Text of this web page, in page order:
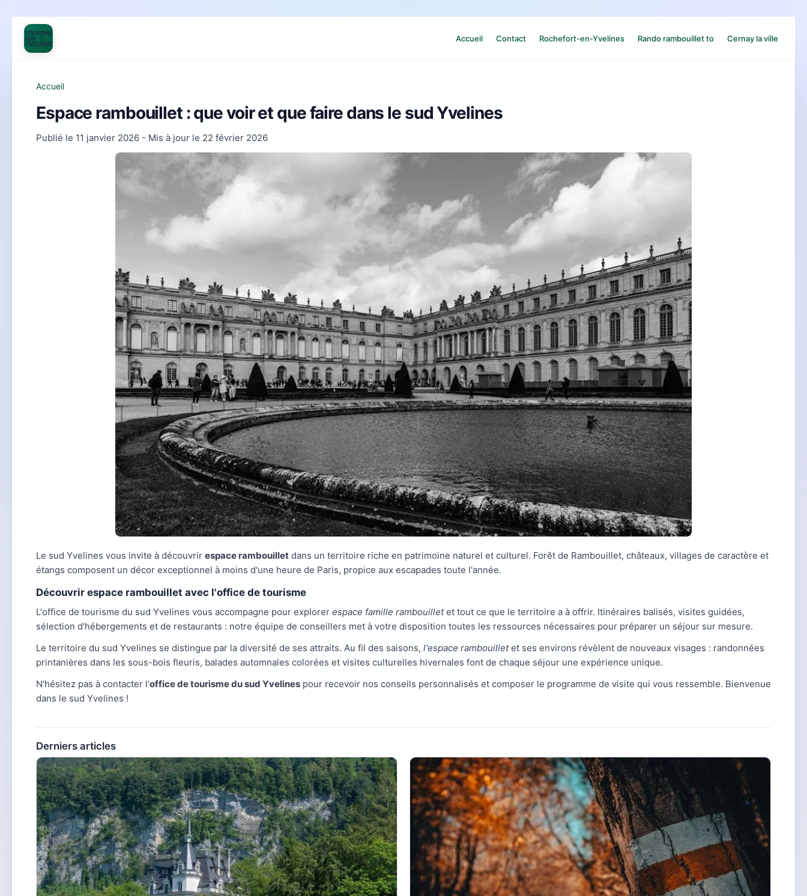
Accueil Contact Rochefort-en-Yvelines Rando rambouillet to Cernay la ville
Accueil
Espace rambouillet : que voir et que faire dans le sud Yvelines
Publié le 11 janvier 2026 - Mis à jour le 22 février 2026
Le sud Yvelines vous invite à découvrir espace rambouillet dans un territoire riche en patrimoine naturel et culturel. Forêt de Rambouillet, châteaux, villages de caractère et
étangs composent un décor exceptionnel à moins d'une heure de Paris, propice aux escapades toute l'année.
Découvrir espace rambouillet avec l'office de tourisme
L'office de tourisme du sud Yvelines vous accompagne pour explorer espace famille rambouilletet tout ce que le territoire a à offrir. Itinéraires balisés, visites guidées,
sélection d'hébergements et de restaurants : notre équipe de conseillers met à votre disposition toutes les ressources nécessaires pour préparer un séjour sur mesure.
Le territoire du sud Yvelines se distingue par la diversité de ses attraits. Au fil des saisons, l'espace rambouilletet ses environs révèlent de nouveaux visages : randonnées
printanières dans les sous-bois fleuris, balades automnales colorées et visites culturelles hivernales font de chaque séjour une expérience unique.
N'hésitez pas à contacter l'office de tourisme du sud Yvelines pour recevoir nos conseils personnalisés et composer le programme de visite qui vous ressemble. Bienvenue
dans le sud Yvelines !
Derniers articles